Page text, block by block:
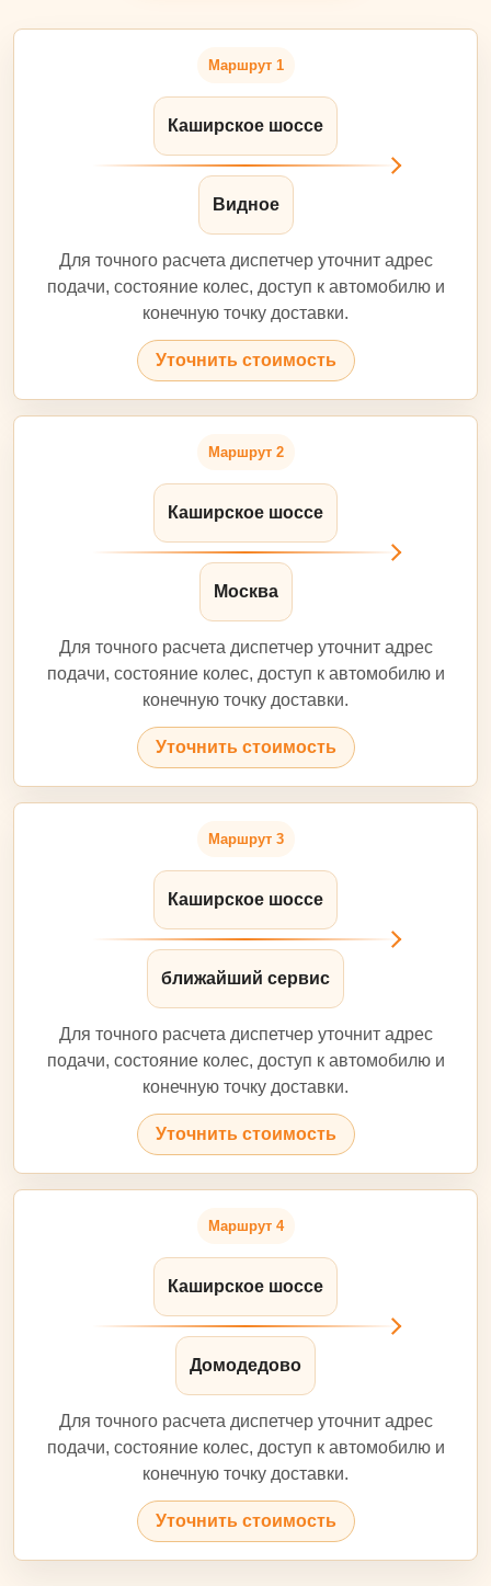
Маршрут 1
Каширское шоссе
Видное
Для точного расчета диспетчер уточнит адрес
подачи, состояние колес, доступ к автомобилю и
конечную точку доставки.
Уточнить стоимость
Маршрут 2
Каширское шоссе
Москва
Для точного расчета диспетчер уточнит адрес
подачи, состояние колес, доступ к автомобилю и
конечную точку доставки.
Уточнить стоимость
Маршрут 3
Каширское шоссе
ближайший сервис
Для точного расчета диспетчер уточнит адрес
подачи, состояние колес, доступ к автомобилю и
конечную точку доставки.
Уточнить стоимость
Маршрут 4
Каширское шоссе
Домодедово
Для точного расчета диспетчер уточнит адрес
подачи, состояние колес, доступ к автомобилю и
конечную точку доставки.
Уточнить стоимость